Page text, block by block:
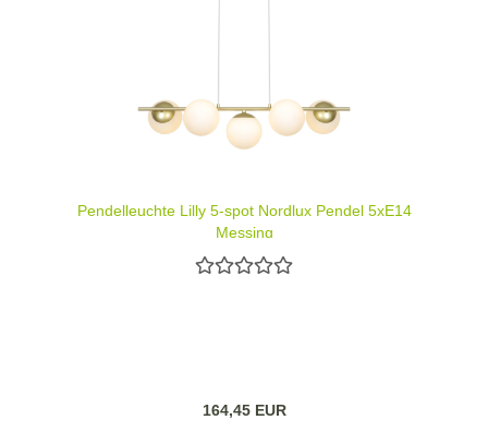
Pendelleuchte Lilly 5-spot Nordlux Pendel 5xE14
Messing
164,45 EUR